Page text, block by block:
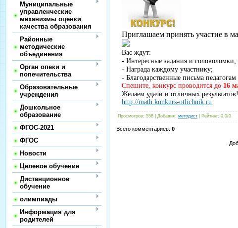
Муниципальные
управленческие
механизмы оценки
качества образования
Районные
методические
объединения
Орган опеки и
попечительства
Образовательные
учреждения
Дошкольное
образование
ФГОС-2021
ФГОС
Новости
Целевое обучение
Дистанционное
обучение
олимпиады
Информация для
родителей
Приглашаем принять участие в
Вас ждут:
- Интересные задания и головоломки;
- Награда каждому участнику;
- Благодарственные письма
Спешите, конкурс проводится до 16
Желаем удачи и отличных результатов!
http://math.konkurs-otlichnik.ru
Просмотров: 558 Добавил: методист Рейтинг: 0.0/0
Всего комментариев: 0